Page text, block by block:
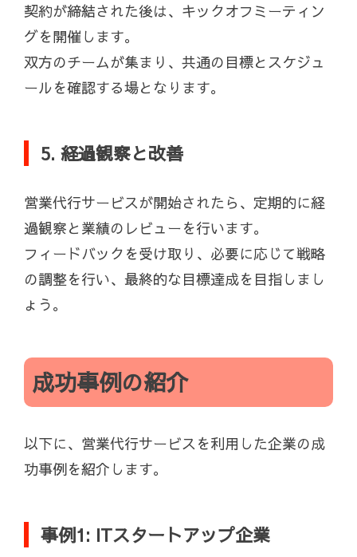
契約が締結された後は、キックオフミーティン
グを開催します。
双方のチームが集まり、共通の目標とスケジュ
ールを確認する場となります。
5. 経過観察と改善
営業代行サービスが開始されたら、定期的に経
過観察と業績のレビューを行います。
フィードバックを受け取り、必要に応じて戦略
の調整を行い、最終的な目標達成を目指しまし
ょう。
成功事例の紹介
以下に、営業代行サービスを利用した企業の成
功事例を紹介します。
事例1: ITスタートアップ企業